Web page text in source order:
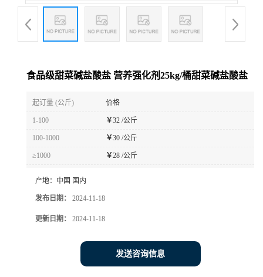
食品级甜菜碱盐酸盐 营养强化剂25kg/桶甜菜碱盐酸盐
起订量 (公斤) 价格
1-100 ￥32 /公斤
100-1000 ￥30 /公斤
≥1000 ￥28 /公斤
产地： 中国 国内
发布日期： 2024-11-18
更新日期： 2024-11-18
发送咨询信息